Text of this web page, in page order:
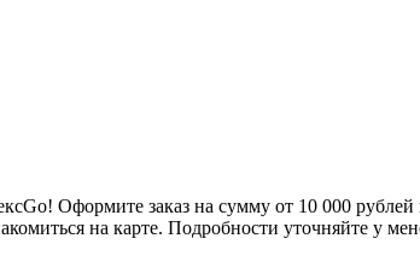
Оформите заказ на сумму от 10 000
на карте. Подробности уточняйте у